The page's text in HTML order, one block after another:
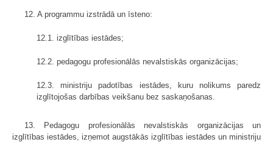
12. A programmu izstrādā un īsteno:
12.1. izglītības iestādes;
12.2. pedagogu profesionālās nevalstiskās organizācijas;
12.3. ministriju padotības iestādes, kuru nolikums paredz
izglītojošas darbības veikšanu bez saskaņošanas.
13. Pedagogu profesionālās nevalstiskās organizācijas un
izglītības iestādes, izņemot augstākās izglītības iestādes un ministriju